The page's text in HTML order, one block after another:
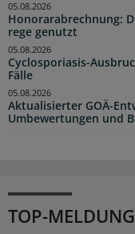
Honorarabrechnung:
rege genutzt
05.08.2026
Cyclosporiasis-
Fälle
05.08.2026
Aktualisierter GOÄ-
Umbewertungen und
05.08.2026
TOP-